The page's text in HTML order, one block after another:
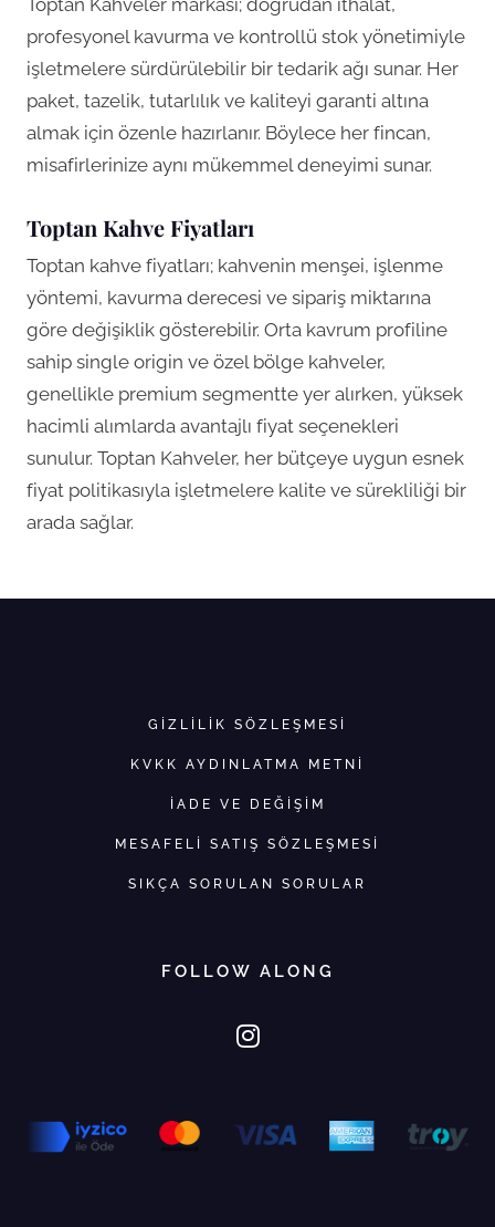
Toptan Kahveler markası; doğrudan ithalat,
profesyonel kavurma ve kontrollü stok yönetimiyle
işletmelere sürdürülebilir bir tedarik ağı sunar. Her
paket, tazelik, tutarlılık ve kaliteyi garanti altına
almak için özenle hazırlanır. Böylece her fincan,
misafirlerinize aynı mükemmel deneyimi sunar.
Toptan Kahve Fiyatları
Toptan kahve fiyatları; kahvenin menşei, işlenme
yöntemi, kavurma derecesi ve sipariş miktarına
göre değişiklik gösterebilir. Orta kavrum profiline
sahip single origin ve özel bölge kahveler,
genellikle premium segmentte yer alırken, yüksek
hacimli alımlarda avantajlı fiyat seçenekleri
sunulur. Toptan Kahveler, her bütçeye uygun esnek
fiyat politikasıyla işletmelere kalite ve sürekliliği bir
arada sağlar.
GIZLILIK SÖZLEŞMESI
KVKK AYDINLATMA METNİ
İADE VE DEĞİŞİM
MESAFELİ SATIŞ SÖZLEŞMESİ
SIKÇA SORULAN SORULAR
FOLLOW ALONG